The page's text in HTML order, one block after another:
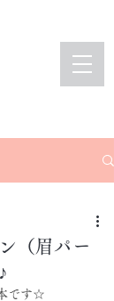
（眉パー
です☆